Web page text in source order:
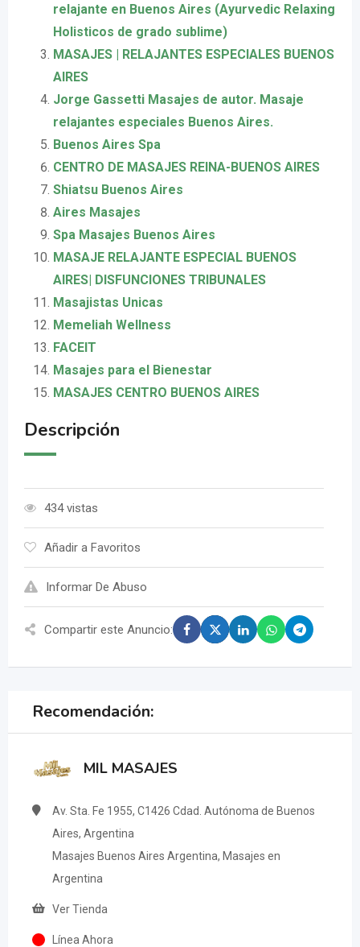
relajante en Buenos Aires (Ayurvedic Relaxing
Holisticos de grado sublime)
MASAJES | RELAJANTES ESPECIALES BUENOS
AIRES
Jorge Gassetti Masajes de autor. Masaje
relajantes especiales Buenos Aires.
Buenos Aires Spa
CENTRO DE MASAJES REINA-BUENOS AIRES
Shiatsu Buenos Aires
Aires Masajes
Spa Masajes Buenos Aires
MASAJE RELAJANTE ESPECIAL BUENOS
AIRES| DISFUNCIONES TRIBUNALES
Masajistas Unicas
Memeliah Wellness
FACEIT
Masajes para el Bienestar
MASAJES CENTRO BUENOS AIRES
Descripción
434 vistas
Añadir a Favoritos
Informar De Abuso
Compartir este Anuncio:
Recomendación:
MIL MASAJES
Av. Sta. Fe 1955, C1426 Cdad. Autónoma de Buenos
Aires, Argentina
Masajes Buenos Aires Argentina, Masajes en
Argentina
Ver Tienda
Línea Ahora